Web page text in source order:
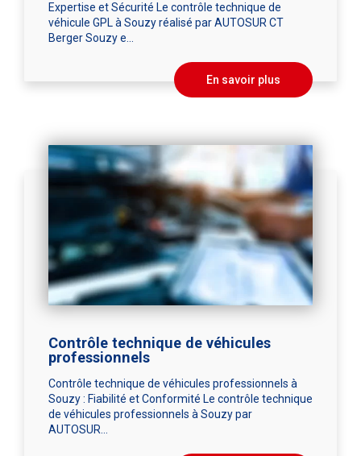
Expertise et Sécurité Le contrôle technique de
véhicule GPL à Souzy réalisé par AUTOSUR CT
Berger Souzy e...
En savoir plus
Contrôle technique de véhicules
professionnels
Contrôle technique de véhicules professionnels à
Souzy : Fiabilité et Conformité Le contrôle technique
de véhicules professionnels à Souzy par
AUTOSUR...